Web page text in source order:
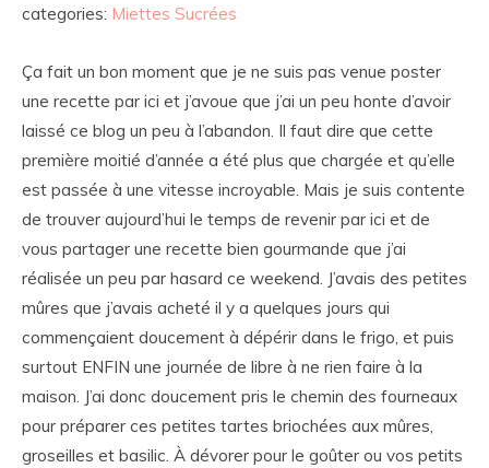
categories: Miettes Sucrées
Ça fait un bon moment que je ne suis pas venue poster
une recette par ici et j’avoue que j’ai un peu honte d’avoir
laissé ce blog un peu à l’abandon. Il faut dire que cette
première moitié d’année a été plus que chargée et qu’elle
est passée à une vitesse incroyable. Mais je suis contente
de trouver aujourd’hui le temps de revenir par ici et de
vous partager une recette bien gourmande que j’ai
réalisée un peu par hasard ce weekend. J’avais des petites
mûres que j’avais acheté il y a quelques jours qui
commençaient doucement à dépérir dans le frigo, et puis
surtout ENFIN une journée de libre à ne rien faire à la
maison. J’ai donc doucement pris le chemin des fourneaux
pour préparer ces petites tartes briochées aux mûres,
groseilles et basilic. À dévorer pour le goûter ou vos petits